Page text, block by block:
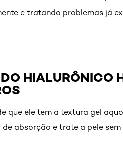
e tratando problemas já
HIALURÔNICO
que ele tem a textura gel
absorção e trate a pele